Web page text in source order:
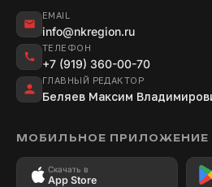
EMAIL
info@nkregion.ru
ТЕЛЕФОН
+7 (919) 360-00-70
ГЛАВНЫЙ РЕДАКТОР
Беляев Максим
МОБИЛЬНОЕ ПРИЛОЖЕНИЕ
Скачать в
App Store